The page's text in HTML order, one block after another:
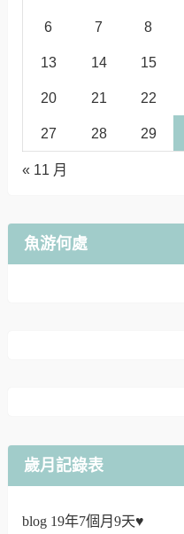
6 7 8
13 14 15
20 21 22
27 28 29
« 11 月
魚游何處
歲月記錄表
blog 19年7個月9天♥